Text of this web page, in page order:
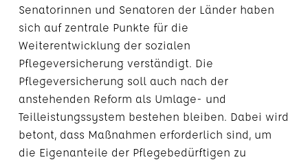
Senatorinnen und Senatoren der Länder haben
sich auf zentrale Punkte für die
Weiterentwicklung der sozialen
Pflegeversicherung verständigt. Die
Pflegeversicherung soll auch nach der
anstehenden Reform als Umlage- und
Teilleistungssystem bestehen bleiben. Dabei wird
betont, dass Maßnahmen erforderlich sind, um
die Eigenanteile der Pflegebedürftigen zu